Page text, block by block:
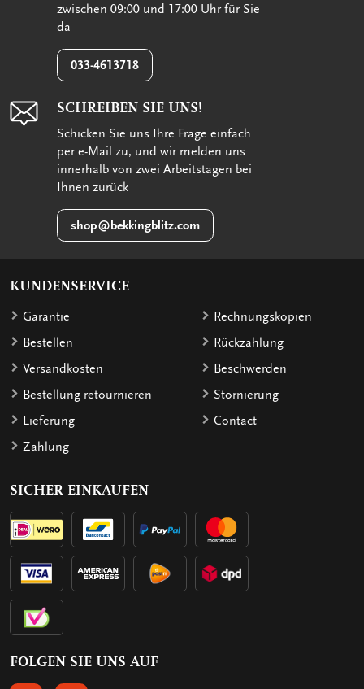
zwischen 09:00 und 17:00 Uhr für Sie
da
033-4613718
SCHREIBEN SIE UNS!
Schicken Sie uns Ihre Frage einfach
per e-Mail zu, und wir melden uns
innerhalb von zwei Arbeitstagen bei
Ihnen zurück
shop@bekkingblitz.com
KUNDENSERVICE
Garantie
Bestellen
Versandkosten
Bestellung retournieren
Lieferung
Zahlung
Rechnungskopien
Rückzahlung
Beschwerden
Stornierung
Contact
SICHER EINKAUFEN
FOLGEN SIE UNS AUF